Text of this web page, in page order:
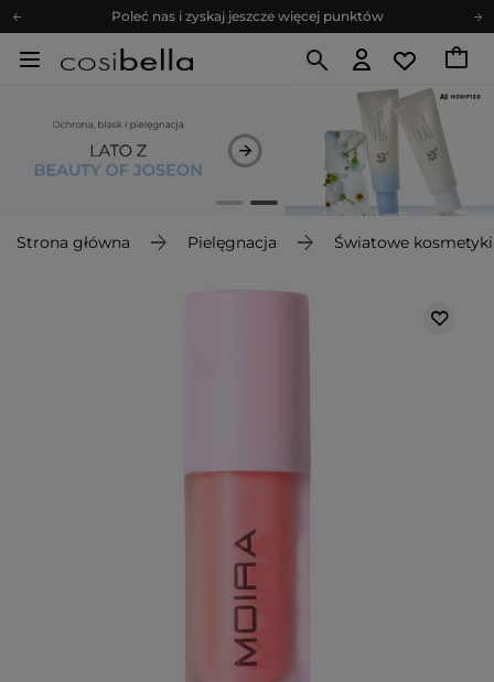
Poleć nas i zyskaj jeszcze więcej punktów
Zapisz się na newsletter pełen porad
Z nami to możliwe! Realizacja zamówienia do 24h.
Poleć nas i zyskaj jeszcze więcej punktów
Zapisz się na newsletter pełen porad
Strona główna Pielęgnacja Światowe kosmetyki